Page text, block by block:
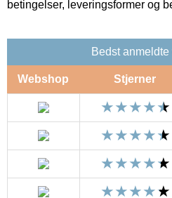
betingelser, leveringsformer og
Bedst
Webshop Stjerner